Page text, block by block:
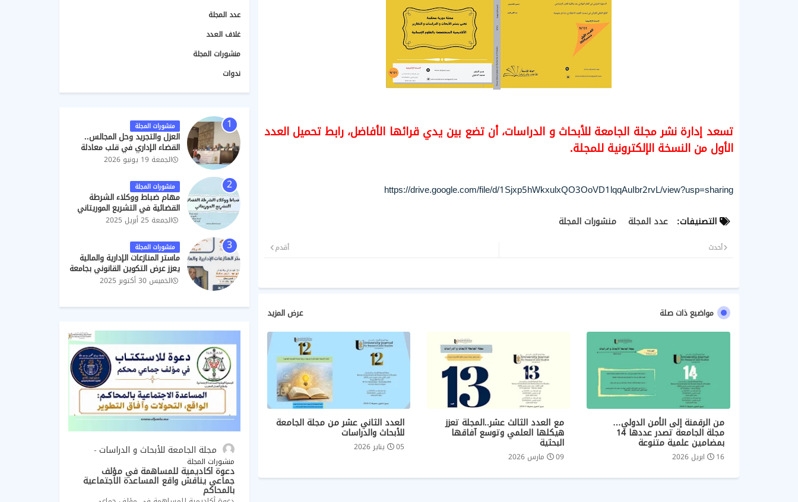
تسعد إدارة نشر مجلة الجامعة للأبحاث و الدراسات، أن تضع بين يدي قرائها الأفاضل، رابط تحميل العدد
الأول من النسخة الإلكترونية للمجلة.
https://drive.google.com/file/d/1Sjxp5hWkxulxQO3OoVD1lqqAuIbr2rvL/view?usp=sharing
التصنيفات: عدد المجلة منشورات المجلة
أحدث أقدم
مواضيع ذات صلة عرض المزيد
من الرقمنة إلى الأمن الدولي…
مجلة الجامعة تصدر عددها 14
بمضامين علمية متنوعة
16 ابريل 2026
مع العدد الثالث عشر..المجلة تعزز
هيكلها العلمي وتوسع آفاقها
البحثية
09 مارس 2026
العدد الثاني عشر من مجلة الجامعة
للأبحاث والدراسات
05 يناير 2026
عدد المجلة
غلاف العدد
منشورات المجلة
ندوات
منشورات المجلة
العزل والتجريد وحل المجالس..
القضاء الإداري في قلب معادلة
الحكامة الترابية
الجمعة 19 يونيو 2026
منشورات المجلة
مهام ضباط ووكلاء الشرطة
القضائية في التشريع الموريتاني
الجمعة 25 أبريل 2025
منشورات المجلة
ماستر المنازعات الإدارية والمالية
يعزز عرض التكوين القانوني بجامعة
القاضي عياض
الخميس 30 أكتوبر 2025
مجلة الجامعة للأبحاث و الدراسات
منشورات المجلة
دعوة أكاديمية للمساهمة في مؤلف
جماعي يناقش واقع المساعدة الاجتماعية
بالمحاكم